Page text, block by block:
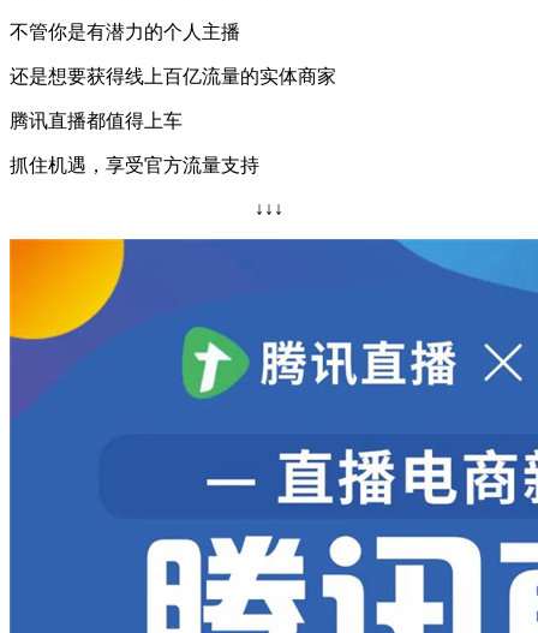
不管你是有潜力的个人主播
还是想要获得线上百亿流量的实体商家
腾讯直播都值得上车
抓住机遇，享受官方流量支持
↓↓↓